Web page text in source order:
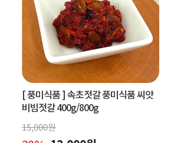
[ 풍미식품 ]속초젓갈 풍미식품 씨앗
비빔젓갈 400g/800g
15,000원